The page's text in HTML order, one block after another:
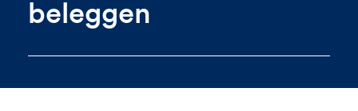
beleggen